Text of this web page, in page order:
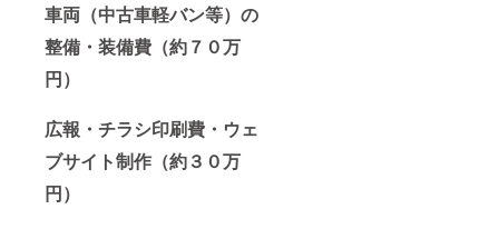
車両（中古車軽バン等）の
整備・装備費（約７０万
円）
広報・チラシ印刷費・ウェ
ブサイト制作（約３０万
円）